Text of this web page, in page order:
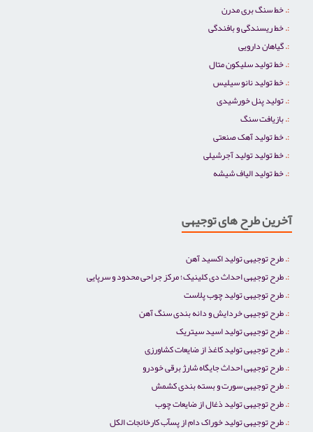
خط سنگ بری مدرن
خط ریسندگی و بافندگی
گیاهان دارویی
خط تولید سلیکون متال
خط تولید نانو سیلیس
تولید پنل خورشیدی
بازیافت سنگ
خط تولید آهک صنعتی
خط تولید تولید آجرشیلی
خط تولید الیاف شیشه
آخرین طرح های توجیهی
طرح توجیهی تولید اکسید آهن
طرح توجیهی احداث دی کلینیک؛ مرکز جراحی محدود و سرپایی
طرح توجیهی تولید چوب پلاست
طرح توجیهی خردایش و دانه بندی سنگ آهن
طرح توجیهی تولید اسید سیتریک
طرح توجیهی تولید کاغذ از ضایعات کشاورزی
طرح توجیهی احداث جایگاه شارژ برقی خودرو
طرح توجیهی سورت و بسته بندی کشمش
طرح توجیهی تولید ذغال از ضایعات چوب
طرح توجیهی تولید خوراک دام از پسآب کارخانجات الکل